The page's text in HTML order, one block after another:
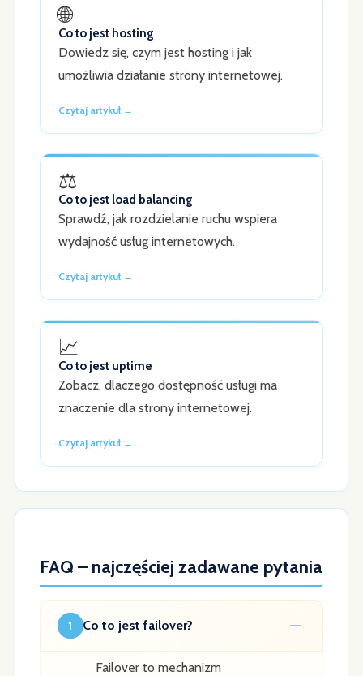
🌐
Co to jest hosting
Dowiedz się, czym jest hosting i jak
umożliwia działanie strony internetowej.
Czytaj artykuł →
⚖️
Co to jest load balancing
Sprawdź, jak rozdzielanie ruchu wspiera
wydajność usług internetowych.
Czytaj artykuł →
📈
Co to jest uptime
Zobacz, dlaczego dostępność usługi ma
znaczenie dla strony internetowej.
Czytaj artykuł →
FAQ – najczęściej zadawane pytania
1 Co to jest failover?
Failover to mechanizm